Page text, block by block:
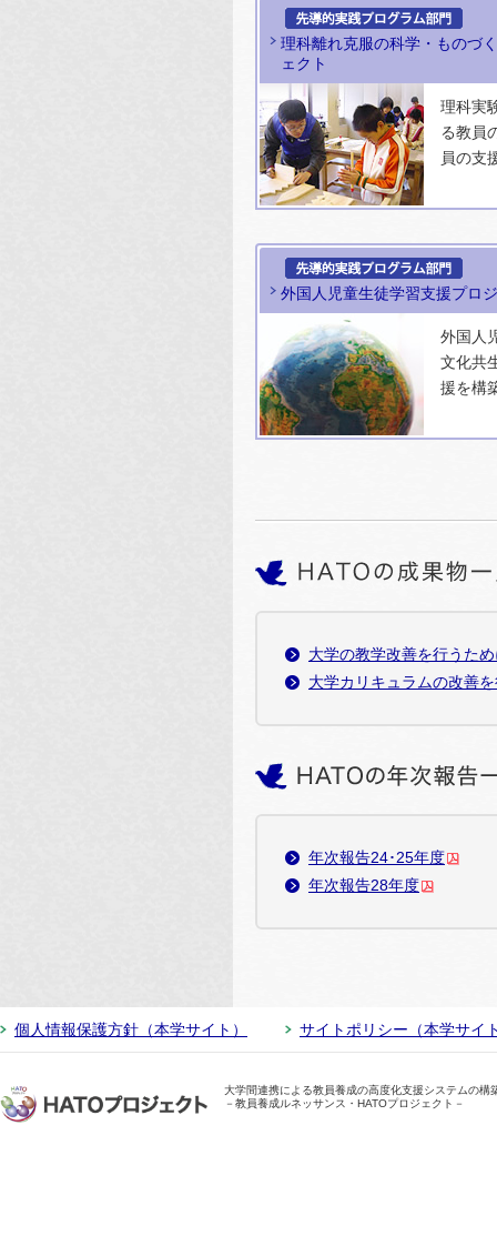
理科離れ克服の科学・ものづ
ェクト
理科実
る教員
員の支
外国人児童生徒学習支援プロ
外国人
文化共
援を構
大学の教学改善を行うた
大学カリキュラムの改善
年次報告24･25年度
年次報告28年度
個人情報保護方針（本学サイト） サイトポリシー（本学サイ
大学間連携による教員養成の高度化支援システムの構
－教員養成ルネッサンス・HATOプロジェクト－